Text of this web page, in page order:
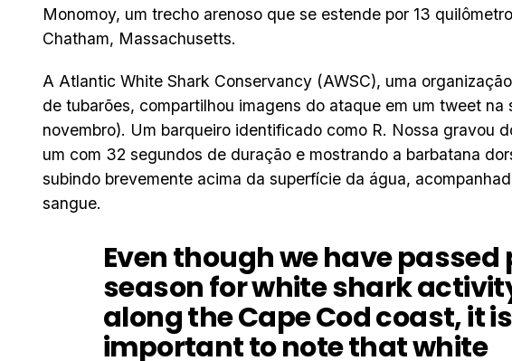
Monomoy, um trecho arenoso que se estende por 13
Chatham, Massachusetts.
A Atlantic White Shark Conservancy (AWSC), uma
de tubarões, compartilhou imagens do ataque em um tweet na
novembro). Um barqueiro identificado como R. Nossa gravou
um com 32 segundos de duração e mostrando a barbatana
subindo brevemente acima da superfície da água,
sangue.
Even though we have passed
season for white shark
along the Cape Cod coast, it is
important to note that white